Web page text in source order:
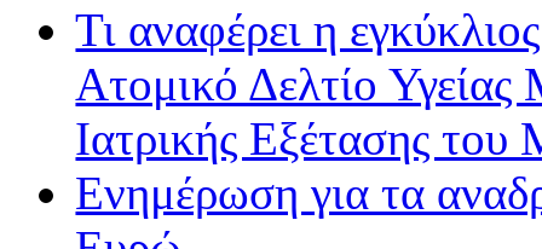
Τι αναφέρει η
Ατομικό Δελτίο
Ιατρικής Εξέτασης
Ενημέρωση για τα